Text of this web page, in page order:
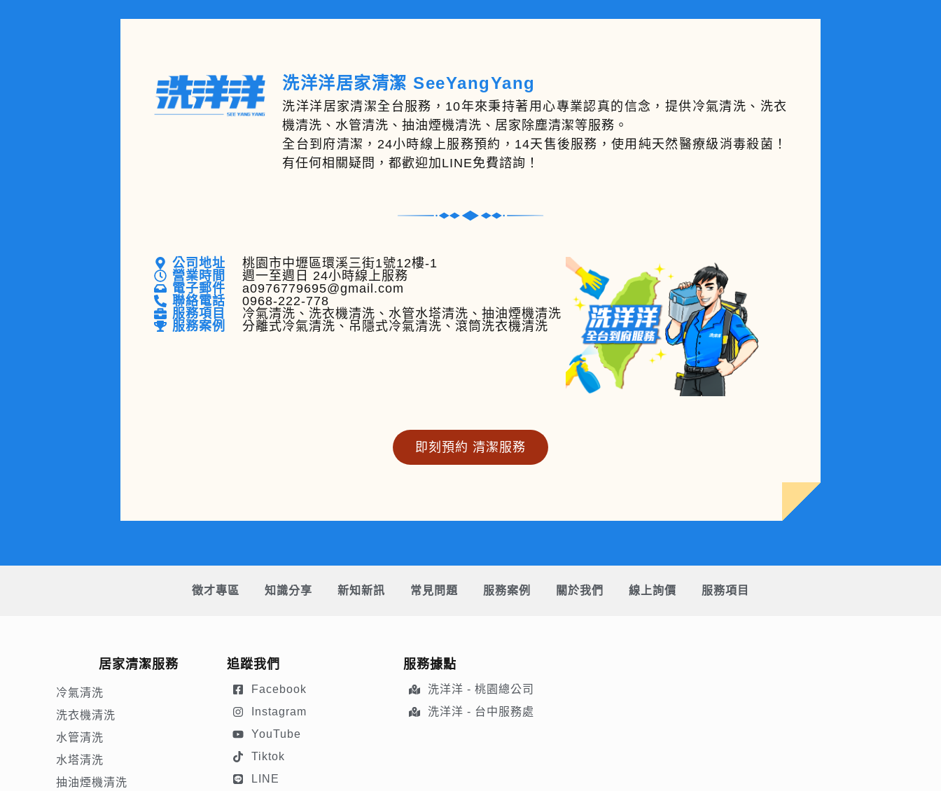
洗洋洋居家清潔 SeeYangYang
洗洋洋居家清潔全台服務，10年來秉持著用心專業認真的信念，提供冷氣清洗、洗衣
機清洗、水管清洗、抽油煙機清洗、居家除塵清潔等服務。
全台到府清潔，24小時線上服務預約，14天售後服務，使用純天然醫療級消毒殺菌！
有任何相關疑問，都歡迎加LINE免費諮詢！
公司地址
桃園市中壢區環溪三街1號12樓-1
營業時間
週一至週日 24小時線上服務
電子郵件
a0976779695@gmail.com
聯絡電話
0968-222-778
服務項目
冷氣清洗、洗衣機清洗、水管水塔清洗、抽油煙機清洗
服務案例
分離式冷氣清洗、吊隱式冷氣清洗、滾筒洗衣機清洗
即刻預約 清潔服務
徵才專區 知識分享 新知新訊 常見問題 服務案例 關於我們 線上詢價 服務項目
居家清潔服務
冷氣清洗
洗衣機清洗
水管清洗
水塔清洗
抽油煙機清洗
追蹤我們
Facebook
Instagram
YouTube
Tiktok
LINE
服務據點
洗洋洋 - 桃園總公司
洗洋洋 - 台中服務處